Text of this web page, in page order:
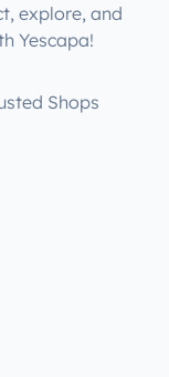
explore, and
Yescapa!
Shops